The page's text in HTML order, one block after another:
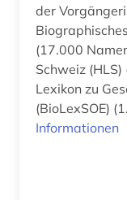
der
(17.000
Schweiz
Lexikon zu
(BioLexSOE)
Informationen